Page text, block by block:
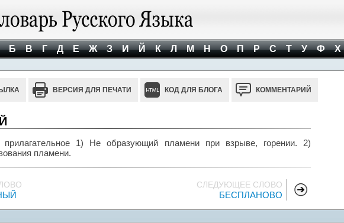
Б В Г Д Е Ж З И Й К Л М Н О П Р С Т У Ф Х
ВЕРСИЯ ДЛЯ ПЕЧАТИ КОД ДЛЯ БЛОГА КОММЕНТАРИЙ
прилагательное 1) Не образующий пламени при взрыве, горении. 2)
пламени.
СЛЕДУЮЩЕЕ СЛОВО
БЕСПЛАНОВО